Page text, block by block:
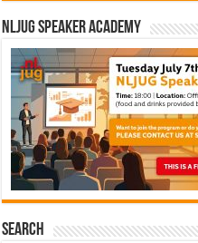
NLJUG Speaker Academy
Search